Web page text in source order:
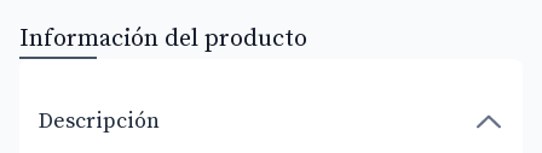
Información del producto
Descripción